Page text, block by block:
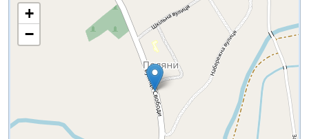
+
−